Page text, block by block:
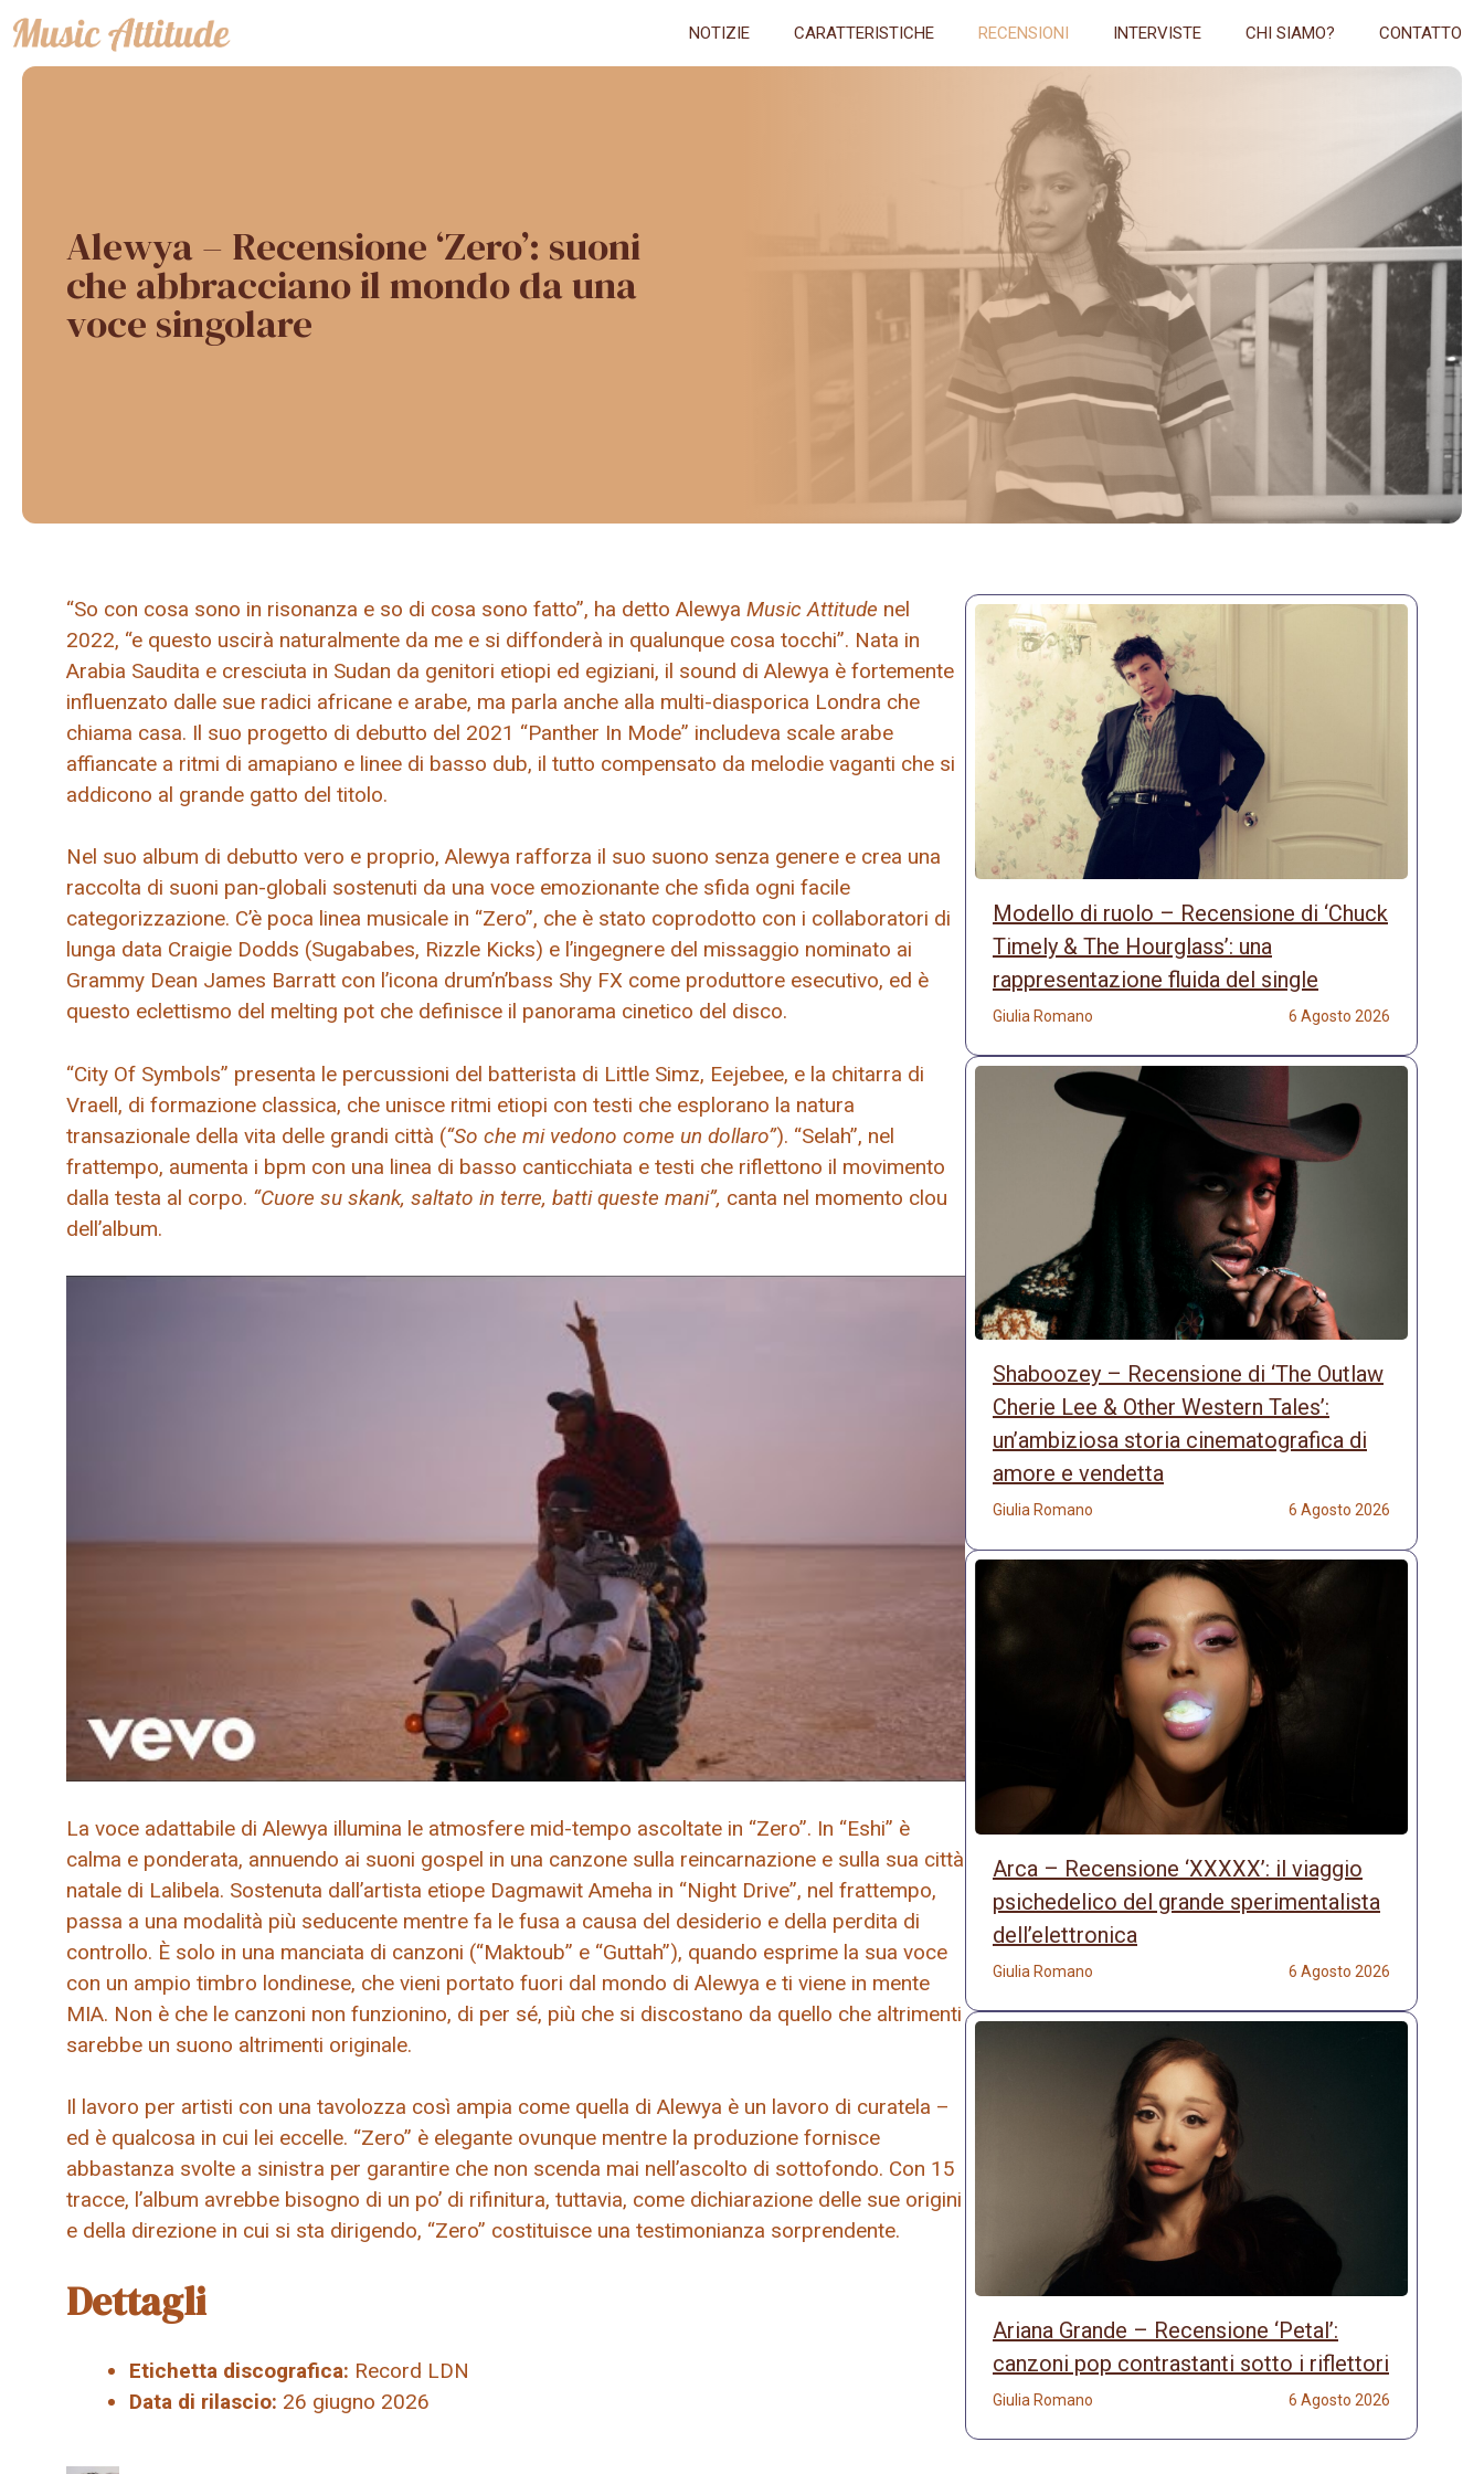
Vai
al
contenuto
NOTIZIE CARATTERISTICHE RECENSIONI INTERVISTE CHI SIAMO? CONTATTO
Alewya – Recensione ‘Zero’: suoni
che abbracciano il mondo da una
voce singolare
“So con cosa sono in risonanza e so di cosa sono fatto”, ha detto Alewya Music Attitude nel
2022, “e questo uscirà naturalmente da me e si diffonderà in qualunque cosa tocchi”. Nata in
Arabia Saudita e cresciuta in Sudan da genitori etiopi ed egiziani, il sound di Alewya è fortemente
influenzato dalle sue radici africane e arabe, ma parla anche alla multi-diasporica Londra che
chiama casa. Il suo progetto di debutto del 2021 “Panther In Mode” includeva scale arabe
affiancate a ritmi di amapiano e linee di basso dub, il tutto compensato da melodie vaganti che si
addicono al grande gatto del titolo.
Nel suo album di debutto vero e proprio, Alewya rafforza il suo suono senza genere e crea una
raccolta di suoni pan-globali sostenuti da una voce emozionante che sfida ogni facile
categorizzazione. C’è poca linea musicale in “Zero”, che è stato coprodotto con i collaboratori di
lunga data Craigie Dodds (Sugababes, Rizzle Kicks) e l’ingegnere del missaggio nominato ai
Grammy Dean James Barratt con l’icona drum’n’bass Shy FX come produttore esecutivo, ed è
questo eclettismo del melting pot che definisce il panorama cinetico del disco.
“City Of Symbols” presenta le percussioni del batterista di Little Simz, Eejebee, e la chitarra di
Vraell, di formazione classica, che unisce ritmi etiopi con testi che esplorano la natura
transazionale della vita delle grandi città (“So che mi vedono come un dollaro”). “Selah”, nel
frattempo, aumenta i bpm con una linea di basso canticchiata e testi che riflettono il movimento
dalla testa al corpo. “Cuore su skank, saltato in terre, batti queste mani”, canta nel momento clou
dell’album.
La voce adattabile di Alewya illumina le atmosfere mid-tempo ascoltate in “Zero”. In “Eshi” è
calma e ponderata, annuendo ai suoni gospel in una canzone sulla reincarnazione e sulla sua città
natale di Lalibela. Sostenuta dall’artista etiope Dagmawit Ameha in “Night Drive”, nel frattempo,
passa a una modalità più seducente mentre fa le fusa a causa del desiderio e della perdita di
controllo. È solo in una manciata di canzoni (“Maktoub” e “Guttah”), quando esprime la sua voce
con un ampio timbro londinese, che vieni portato fuori dal mondo di Alewya e ti viene in mente
MIA. Non è che le canzoni non funzionino, di per sé, più che si discostano da quello che altrimenti
sarebbe un suono altrimenti originale.
Il lavoro per artisti con una tavolozza così ampia come quella di Alewya è un lavoro di curatela –
ed è qualcosa in cui lei eccelle. “Zero” è elegante ovunque mentre la produzione fornisce
abbastanza svolte a sinistra per garantire che non scenda mai nell’ascolto di sottofondo. Con 15
tracce, l’album avrebbe bisogno di un po’ di rifinitura, tuttavia, come dichiarazione delle sue origini
e della direzione in cui si sta dirigendo, “Zero” costituisce una testimonianza sorprendente.
Dettagli
Etichetta discografica: Record LDN
Data di rilascio: 26 giugno 2026
Modello di ruolo – Recensione di ‘Chuck
Timely & The Hourglass’: una
rappresentazione fluida del single
Giulia Romano 6 Agosto 2026
Shaboozey – Recensione di ‘The Outlaw
Cherie Lee & Other Western Tales’:
un’ambiziosa storia cinematografica di
amore e vendetta
Giulia Romano 6 Agosto 2026
Arca – Recensione ‘XXXXX’: il viaggio
psichedelico del grande sperimentalista
dell’elettronica
Giulia Romano 6 Agosto 2026
Ariana Grande – Recensione ‘Petal’:
canzoni pop contrastanti sotto i riflettori
Giulia Romano 6 Agosto 2026